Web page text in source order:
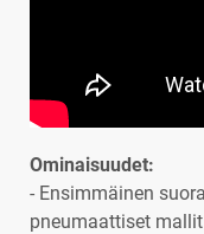
Ominaisuudet:
- Ensimmäinen
pneumaattiset mallit